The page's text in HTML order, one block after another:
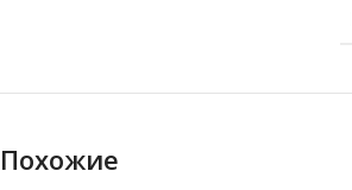
Похожие